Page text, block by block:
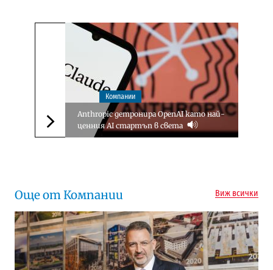
Следваща новина
Компании
Anthropic детронира OpenAI като най-
ценния AI стартъп в света
Още от Компании Виж всички